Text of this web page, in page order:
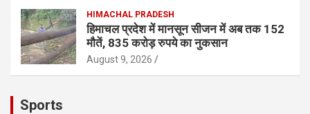
HIMACHAL PRADESH
हिमाचल प्रदेश में मानसून सीजन में अब तक 152
मौतें, 835 करोड़ रुपये का नुकसान
August 9, 2026
Sports